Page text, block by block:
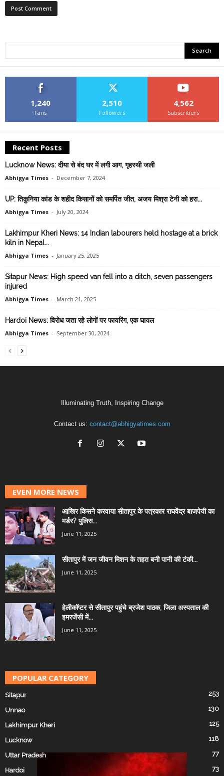
1,240
Fans
2,510
Followers
4,562
Subscribers
Recent Posts
Lucknow News: दीया से बंद घर में लगी आग, गृहस्थी जली
Abhigya Times - December 7, 2024
UP: तिकुनिया कांड के शहीद किसानों को समर्पित जीत, अजय मिश्रा टेनी को हरा...
Abhigya Times - July 20, 2024
Lakhimpur Kheri News: 14 Indian labourers held hostage at a brick
kiln in Nepal...
Abhigya Times - January 25, 2025
Sitapur News: High speed van fell into a ditch, seven passengers
injured
Abhigya Times - March 21, 2025
Hardoi News: विरोध जता रहे लोगों पर फायरिंग, एक घायल
Abhigya Times - September 30, 2024
Illuminating Truth, Inspiring Change
Contact us: contact@abhigyatimes.com
EVEN MORE NEWS
आखिर किसने करवाया सीतापुर के पत्रकार राघवेंद्र बाजपेयी का
मर्डर? पुलिस...
June 11, 2025
सीतापुर में जन जीवन मिशन के तहत बनी पानी की टंकी...
June 11, 2025
हेलीकॉप्टर से सीतापुर पहुंचे ब्रजेश पाठक, जिला अस्पताल की
इमरजेंसी में...
June 11, 2025
POPULAR CATEGORY
Sitapur 253
Unnao 130
Lakhimpur Kheri 125
Lucknow 118
Uttar Pradesh 77
Hardoi 73